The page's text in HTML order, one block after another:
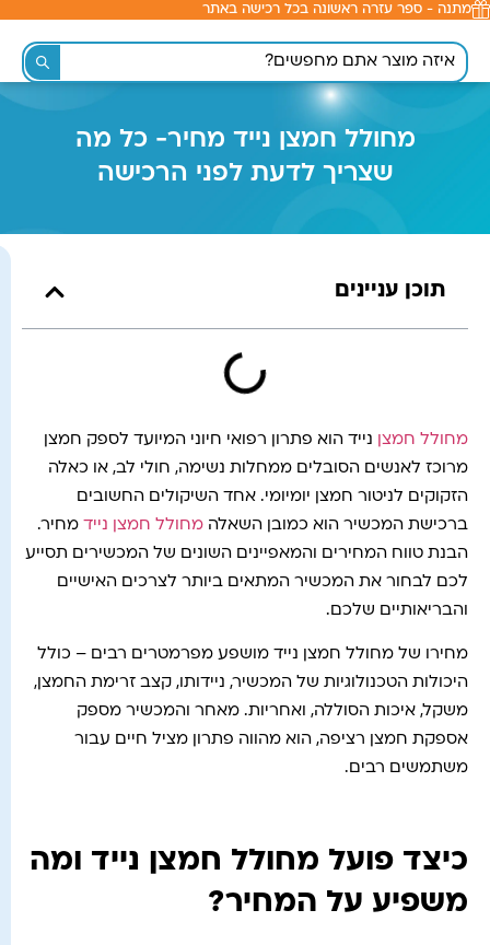
לתוכן
מתנה - ספר עזרה ראשונה בכל רכישה באתר
מחולל חמצן נייד מחיר- כל מה
שצריך לדעת לפני הרכישה
תוכן עניינים
מחולל חמצן נייד הוא פתרון רפואי חיוני המיועד לספק חמצן
מרוכז לאנשים הסובלים ממחלות נשימה, חולי לב, או כאלה
הזקוקים לניטור חמצן יומיומי. אחד השיקולים החשובים
ברכישת המכשיר הוא כמובן השאלה מחולל חמצן נייד מחיר.
הבנת טווח המחירים והמאפיינים השונים של המכשירים תסייע
לכם לבחור את המכשיר המתאים ביותר לצרכים האישיים
והבריאותיים שלכם.
מחירו של מחולל חמצן נייד מושפע מפרמטרים רבים – כולל
היכולות הטכנולוגיות של המכשיר, ניידותו, קצב זרימת החמצן,
משקל, איכות הסוללה, ואחריות. מאחר והמכשיר מספק
אספקת חמצן רציפה, הוא מהווה פתרון מציל חיים עבור
משתמשים רבים.
כיצד פועל מחולל חמצן נייד ומה
משפיע על המחיר?